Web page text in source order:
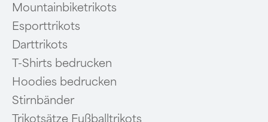
Mountainbiketrikots
Esporttrikots
Darttrikots
T-Shirts bedrucken
Hoodies bedrucken
Stirnbänder
Trikotsätze Fußballtrikots